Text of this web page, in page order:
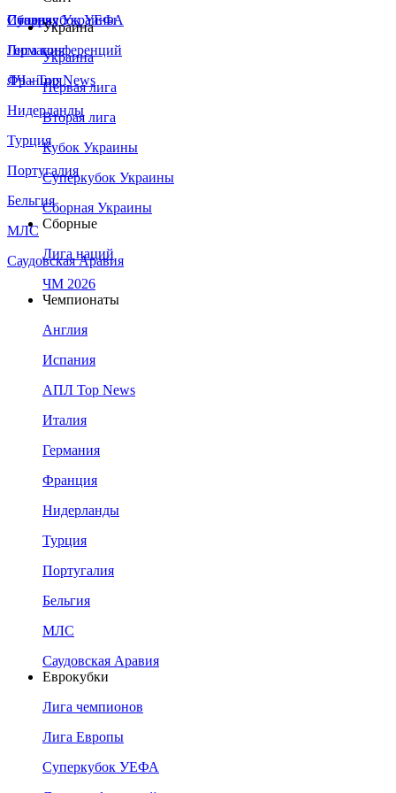
Сборная Украины
Италия
Германия
Франция
Нидерланды
Турция
Португалия
Бельгия
МЛС
Саудовская Аравия
Суперкубок УЕФА
Лига конференций
ЛЧ - Top News
Украина
Украина
Первая лига
Вторая лига
Кубок Украины
Суперкубок Украины
Сборная Украины
Сборные
Лига наций
ЧМ 2026
Чемпионаты
Англия
Испания
АПЛ Top News
Италия
Германия
Франция
Нидерланды
Турция
Португалия
Бельгия
МЛС
Саудовская Аравия
Еврокубки
Лига чемпионов
Лига Европы
Суперкубок УЕФА